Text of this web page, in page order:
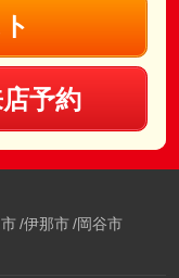
予約
伊那市 岡谷市